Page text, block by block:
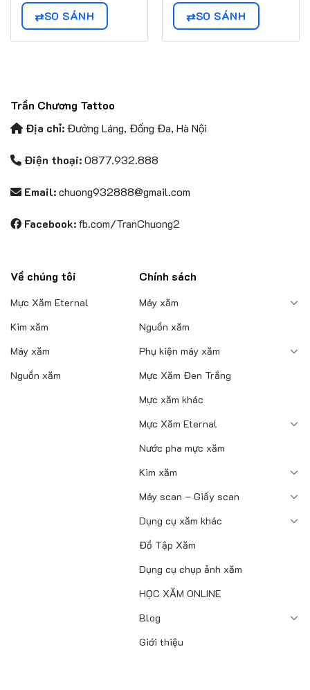
SO SÁNH SO SÁNH
Trần Chương Tattoo
Địa chỉ: Đường Láng, Đống Đa, Hà Nội
Điện thoại:0877.932.888
Email:chuong932888@gmail.com
Facebook:fb.com/TranChuong2
Về chúng tôi
Mực Xăm Eternal
Kim xăm
Máy xăm
Nguồn xăm
Chính sách
Máy xăm
Nguồn xăm
Phụ kiện máy xăm
Mực Xăm Đen Trắng
Mực xăm khác
Mực Xăm Eternal
Nước pha mực xăm
Kim xăm
Máy scan – Giấy scan
Dụng cụ xăm khác
Đồ Tập Xăm
Dụng cụ chụp ảnh xăm
HỌC XĂM ONLINE
Blog
Giới thiệu